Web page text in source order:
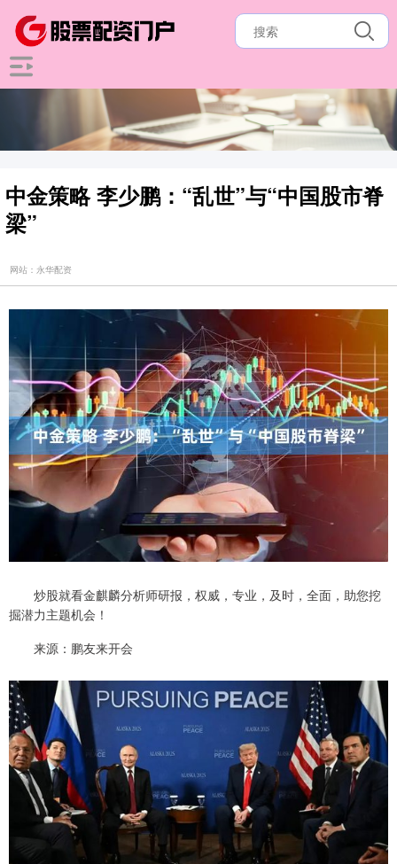
中金策略 李少鹏：“乱世”与“中国股市脊
梁”
网站：永华配资
炒股就看金麒麟分析师研报，权威，专业，及时，全面，助您挖
掘潜力主题机会！
来源：鹏友来开会